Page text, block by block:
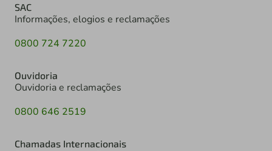
SAC
Informações, elogios e reclamações
0800 724 7220
Ouvidoria
Ouvidoria e reclamações
0800 646 2519
Chamadas Internacionais